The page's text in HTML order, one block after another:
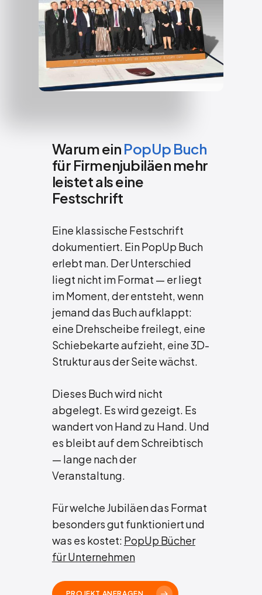
Warum ein PopUp Buch
für Firmenjubiläen mehr
leistet als eine
Festschrift
Eine klassische Festschrift
dokumentiert. Ein PopUp Buch
erlebt man. Der Unterschied
liegt nicht im Format — er liegt
im Moment, der entsteht, wenn
jemand das Buch aufklappt:
eine Drehscheibe freilegt, eine
Schiebekarte aufzieht, eine 3D-
Struktur aus der Seite wächst.
Dieses Buch wird nicht
abgelegt. Es wird gezeigt. Es
wandert von Hand zu Hand. Und
es bleibt auf dem Schreibtisch
— lange nach der
Veranstaltung.
Für welche Jubiläen das Format
besonders gut funktioniert und
was es kostet: PopUp Bücher
für Unternehmen